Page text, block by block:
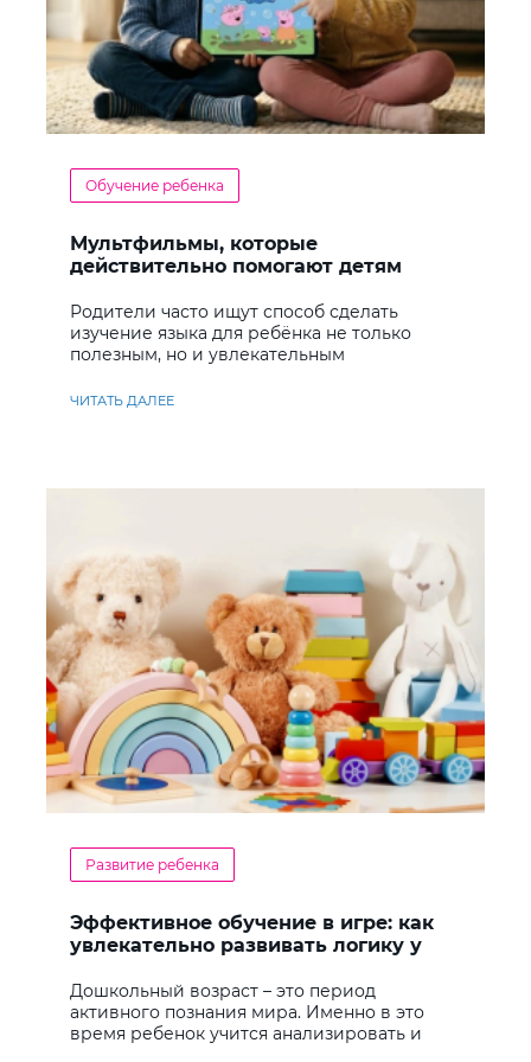
Обучение ребенка
Мультфильмы, которые
действительно помогают детям
Родители часто ищут способ сделать
изучение языка для ребёнка не только
полезным, но и увлекательным
ЧИТАТЬ ДАЛЕЕ
Развитие ребенка
Эффективное обучение в игре: как
увлекательно развивать логику у
Дошкольный возраст – это период
активного познания мира. Именно в это
время ребенок учится анализировать и